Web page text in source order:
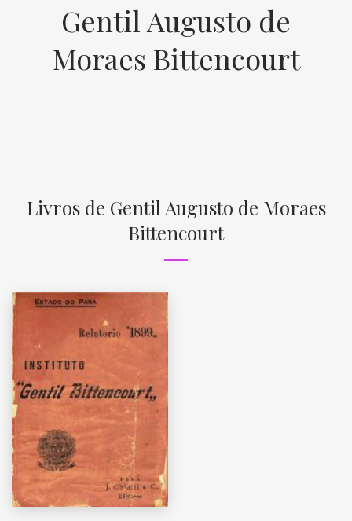
Gentil Augusto de
Moraes Bittencourt
Livros de Gentil Augusto de Moraes
Bittencourt